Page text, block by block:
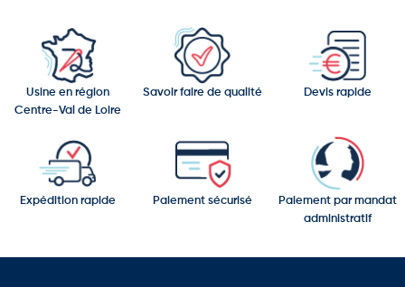
Usine en région
Centre-Val de Loire
Savoir faire de qualité Devis rapide
Expédition rapide Paiement sécurisé
Paiement par mandat
administratif